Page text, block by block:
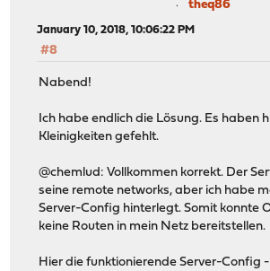
theq86
January 10, 2018, 10:06:22 PM
#8
Nabend!
Ich habe endlich die Lösung. Es haben
Kleinigkeiten gefehlt.
@chemlud: Vollkommen korrekt. Der
seine remote networks, aber ich habe
Server-Config hinterlegt. Somit konnte
keine Routen in mein Netz bereitstellen.
Hier die funktionierende Server-Config